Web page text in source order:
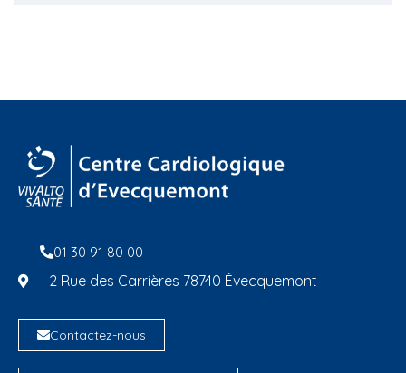
01 30 91 80 00
2 Rue des Carrières 78740 Évecquemont
Contactez-nous